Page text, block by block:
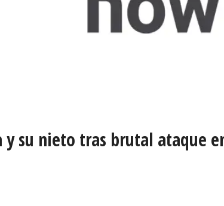
su nieto tras brutal ataque